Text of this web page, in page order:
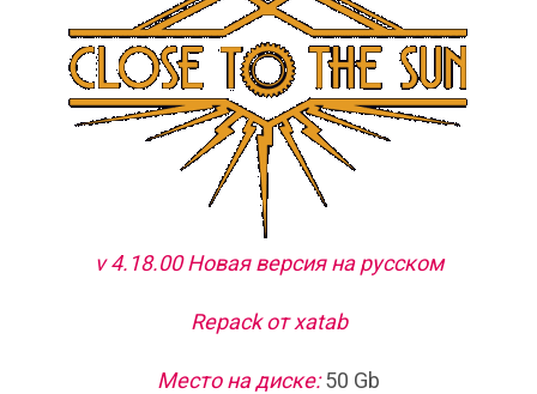
v 4.18.00 Новая версия на русском
Repack от xatab
Место на диске:50 Gb